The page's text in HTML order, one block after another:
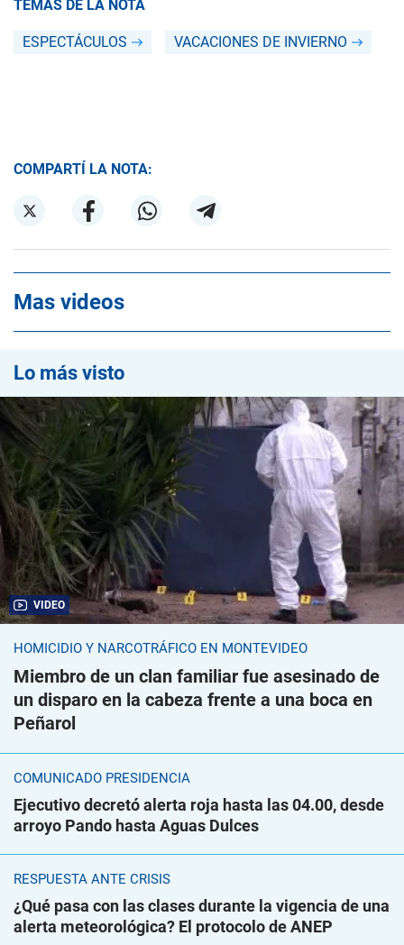
TEMAS DE LA NOTA
ESPECTÁCULOS VACACIONES DE INVIERNO
COMPARTÍ LA NOTA:
Mas videos
Lo más visto
VIDEO
HOMICIDIO Y NARCOTRÁFICO EN MONTEVIDEO
Miembro de un clan familiar fue asesinado de
un disparo en la cabeza frente a una boca en
Peñarol
COMUNICADO PRESIDENCIA
Ejecutivo decretó alerta roja hasta las 04.00, desde
arroyo Pando hasta Aguas Dulces
RESPUESTA ANTE CRISIS
¿Qué pasa con las clases durante la vigencia de una
alerta meteorológica? El protocolo de ANEP